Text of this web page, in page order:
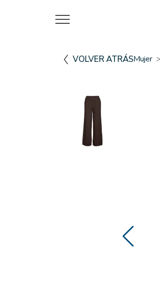
VOLVER ATRÁSMujer